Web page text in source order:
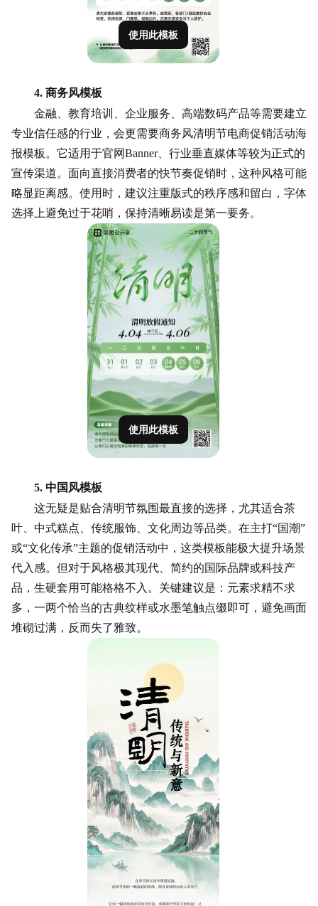
使用此模板
4. 商务风模板
金融、教育培训、企业服务、高端数码产品等需要建立
专业信任感的行业，会更需要商务风清明节电商促销活动海
报模板。它适用于官网Banner、行业垂直媒体等较为正式的
宣传渠道。面向直接消费者的快节奏促销时，这种风格可能
略显距离感。使用时，建议注重版式的秩序感和留白，字体
选择上避免过于花哨，保持清晰易读是第一要务。
使用此模板
5. 中国风模板
这无疑是贴合清明节氛围最直接的选择，尤其适合茶
叶、中式糕点、传统服饰、文化周边等品类。在主打“国潮”
或“文化传承”主题的促销活动中，这类模板能极大提升场景
代入感。但对于风格极其现代、简约的国际品牌或科技产
品，生硬套用可能格格不入。关键建议是：元素求精不求
多，一两个恰当的古典纹样或水墨笔触点缀即可，避免画面
堆砌过满，反而失了雅致。